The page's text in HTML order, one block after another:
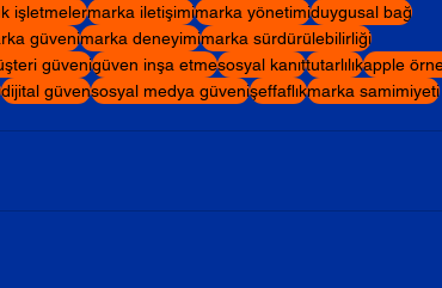
işletmelermarka iletişimimarka yönetimiduygusal bağ
güvenimarka deneyimimarka sürdürülebilirliği
güvenigüven inşa etmesosyal kanıttutarlılıkapple
dijital güvensosyal medya güvenişeffaflıkmarka samimiyeti